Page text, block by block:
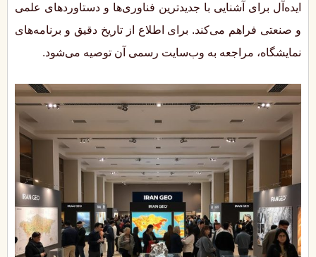
ایده‌آل برای آشنایی با جدیدترین فناوری‌ها و دستاوردهای علمی
و صنعتی فراهم می‌کند. برای اطلاع از تاریخ دقیق و برنامه‌های
نمایشگاه، مراجعه به وب‌سایت رسمی آن توصیه می‌شود.